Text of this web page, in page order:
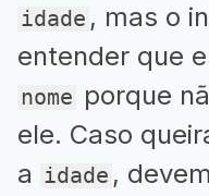
idade , mas o
entender que
nome porque
ele. Caso
a idade ,